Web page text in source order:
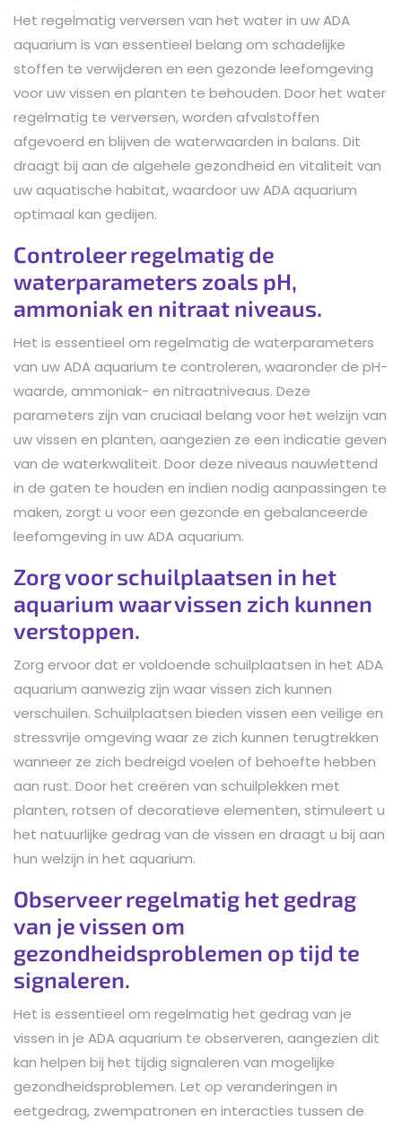
Het regelmatig verversen van het water in uw ADA
aquarium is van essentieel belang om schadelijke
stoffen te verwijderen en een gezonde leefomgeving
voor uw vissen en planten te behouden. Door het water
regelmatig te verversen, worden afvalstoffen
afgevoerd en blijven de waterwaarden in balans. Dit
draagt bij aan de algehele gezondheid en vitaliteit van
uw aquatische habitat, waardoor uw ADA aquarium
optimaal kan gedijen.
Controleer regelmatig de
waterparameters zoals pH,
ammoniak en nitraat niveaus.
Het is essentieel om regelmatig de waterparameters
van uw ADA aquarium te controleren, waaronder de pH-
waarde, ammoniak- en nitraatniveaus. Deze
parameters zijn van cruciaal belang voor het welzijn van
uw vissen en planten, aangezien ze een indicatie geven
van de waterkwaliteit. Door deze niveaus nauwlettend
in de gaten te houden en indien nodig aanpassingen te
maken, zorgt u voor een gezonde en gebalanceerde
leefomgeving in uw ADA aquarium.
Zorg voor schuilplaatsen in het
aquarium waar vissen zich kunnen
verstoppen.
Zorg ervoor dat er voldoende schuilplaatsen in het ADA
aquarium aanwezig zijn waar vissen zich kunnen
verschuilen. Schuilplaatsen bieden vissen een veilige en
stressvrije omgeving waar ze zich kunnen terugtrekken
wanneer ze zich bedreigd voelen of behoefte hebben
aan rust. Door het creëren van schuilplekken met
planten, rotsen of decoratieve elementen, stimuleert u
het natuurlijke gedrag van de vissen en draagt u bij aan
hun welzijn in het aquarium.
Observeer regelmatig het gedrag
van je vissen om
gezondheidsproblemen op tijd te
signaleren.
Het is essentieel om regelmatig het gedrag van je
vissen in je ADA aquarium te observeren, aangezien dit
kan helpen bij het tijdig signaleren van mogelijke
gezondheidsproblemen. Let op veranderingen in
eetgedrag, zwempatronen en interacties tussen de